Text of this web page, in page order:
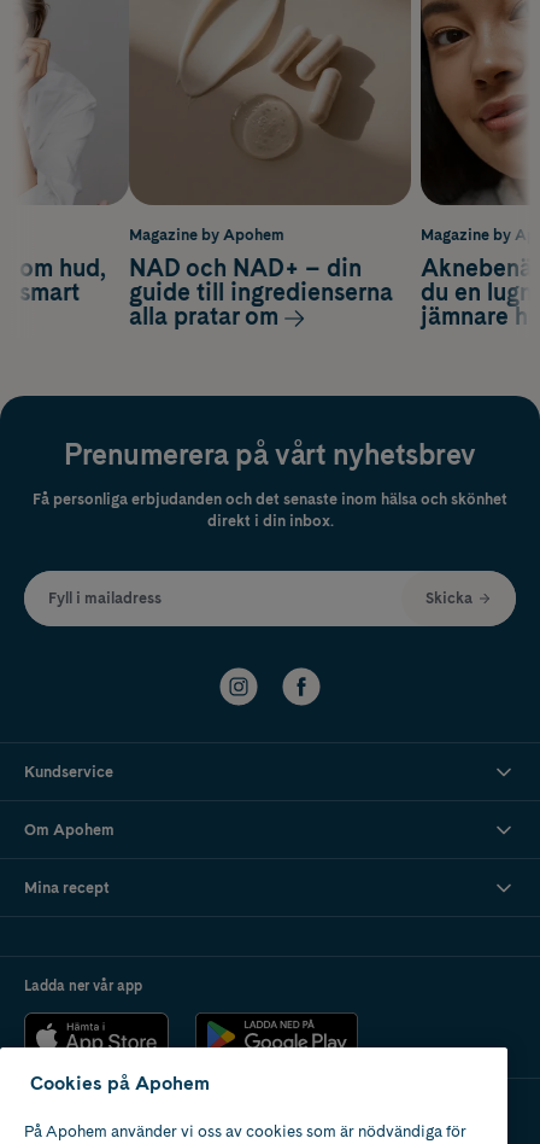
Magazine by
du en
jämnare
om hud,
smart
Magazine by Apohem
NAD och NAD+ – din
guide till ingredienserna
alla pratar om
Prenumerera på vårt nyhetsbrev
Få personliga erbjudanden och det senaste inom hälsa och skönhet
direkt i din inbox.
Fyll i mailadress Skicka
Kundservice
Om Apohem
Mina recept
Ladda ner vår app
Apotek med tillstånd
Cookies på Apohem
På Apohem använder vi oss av cookies som är nödvändiga för